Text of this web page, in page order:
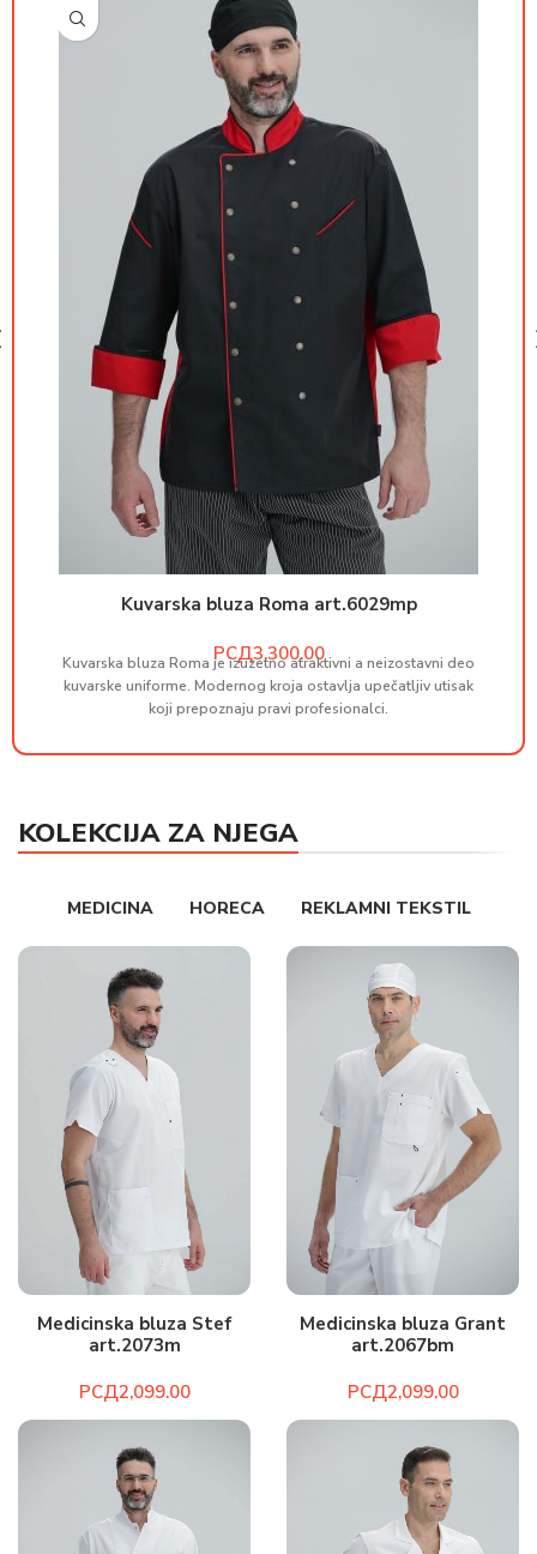
Kuvarska bluza Roma art.6029mp
РСД
Kuvarska bluza Roma je izuzetno atraktivni a neizostavni deo
kuvarske uniforme. Modernog kroja ostavlja upečatljiv utisak
koji prepoznaju pravi profesionalci.
KOLEKCIJA ZA NJEGA
MEDICINA HORECA REKLAMNI TEKSTIL
Medicinska bluza Stef
art.2073m
РСД
Medicinska bluza Grant
art.2067bm
РСД